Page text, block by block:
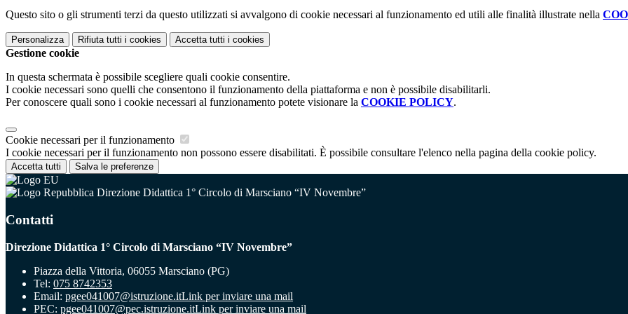
Questo sito o gli strumenti terzi da questo utilizzati si avvalgono di cookie necessari al funzionamento ed utili alle finalità illustrate nella
Personalizza Rifiuta tutti i cookies Accetta tutti i cookies
Gestione cookie
In questa schermata è possibile scegliere quali cookie consentire.
I cookie necessari sono quelli che consentono il funzionamento della piattaforma e non è possibile disabilitarli.
Per conoscere quali sono i cookie necessari al funzionamento potete visionare la COOKIE POLICY.
Cookie necessari per il funzionamento
I cookie necessari per il funzionamento non possono essere disabilitati. È possibile consultare l'elenco nella pagina della cookie policy.
Accetta tutti Salva le preferenze
Direzione Didattica 1° Circolo di Marsciano “IV Novembre”
Contatti
Direzione Didattica 1° Circolo di Marsciano “IV Novembre”
Piazza della Vittoria, 06055 Marsciano (PG)
Tel: 075 8742353
Email: pgee041007@istruzione.itLink per inviare una mail
PEC: pgee041007@pec.istruzione.itLink per inviare una mail